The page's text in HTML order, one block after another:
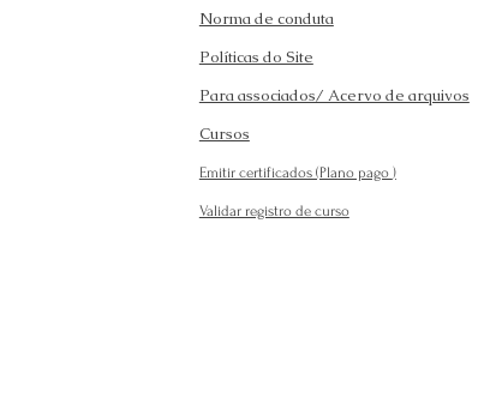
Norma de conduta
Políticas do Site
Para associados/ Acervo de arquivos
Cursos
Emitir certificados (Plano pago )
Validar registro de curso